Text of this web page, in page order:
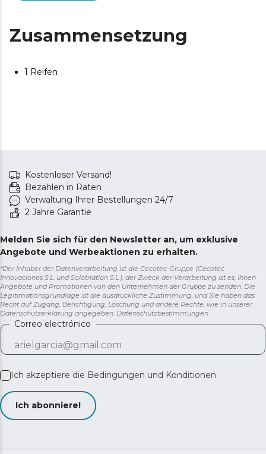
Zusammensetzung
1 Reifen
Kostenloser Versand!
Bezahlen in Raten
Verwaltung Ihrer Bestellungen 24/7
2 Jahre Garantie
Melden Sie sich für den Newsletter an, um exklusive
Angebote und Werbeaktionen zu erhalten.
*Der Inhaber der Datenverarbeitung ist die Cecotec-Gruppe (Cecotec
Innovaciones S.L. und Solotriatlon S.L.), der Zweck der Verarbeitung ist es, Ihnen
Angebote und Promotionen von den Unternehmen der Gruppe zu senden. Die
Legitimationsgrundlage ist die ausdrückliche Zustimmung, und Sie haben das
Recht auf Zugang, Berichtigung, Löschung und andere Rechte, wie in unserer
Datenschutzerklärung angegeben. Datenschutzbestimmungen
Correo electrónico
Ich akzeptiere die Bedingungen und Konditionen
Ich abonniere!